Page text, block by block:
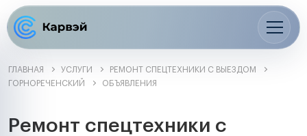
ГЛАВНАЯ УСЛУГИ
РЕМОНТ СПЕЦТЕХНИКИ С ВЫЕЗДОМ
ГОРНОРЕЧЕНСКИЙ
ОБЪЯВЛЕНИЯ
Ремонт спецтехники с